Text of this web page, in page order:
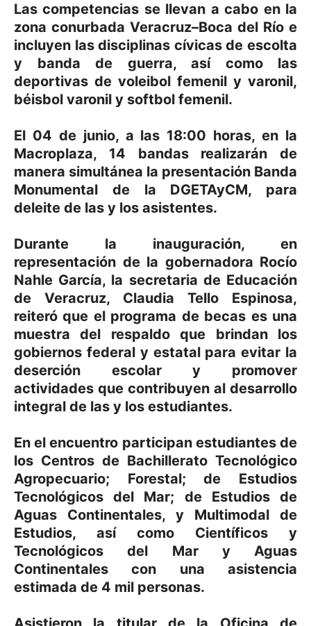
Las competencias se llevan a cabo en la
zona conurbada Veracruz–Boca del Río e
incluyen las disciplinas cívicas de escolta
y banda de guerra, así como las
deportivas de voleibol femenil y varonil,
béisbol varonil y softbol femenil.
El 04 de junio, a las 18:00 horas, en la
Macroplaza, 14 bandas realizarán de
manera simultánea la presentación Banda
Monumental de la DGETAyCM, para
deleite de las y los asistentes.
Durante la inauguración, en
representación de la gobernadora Rocío
Nahle García, la secretaria de Educación
de Veracruz, Claudia Tello Espinosa,
reiteró que el programa de becas es una
muestra del respaldo que brindan los
gobiernos federal y estatal para evitar la
deserción escolar y promover
actividades que contribuyen al desarrollo
integral de las y los estudiantes.
En el encuentro participan estudiantes de
los Centros de Bachillerato Tecnológico
Agropecuario; Forestal; de Estudios
Tecnológicos del Mar; de Estudios de
Aguas Continentales, y Multimodal de
Estudios, así como Científicos y
Tecnológicos del Mar y Aguas
Continentales con una asistencia
estimada de 4 mil personas.